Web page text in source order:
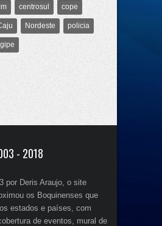
centrosul cope
Nordeste policia
- 2018
por Deris Araujo, o site
os Boquinenses que
estados e países, com
de eventos, mural de